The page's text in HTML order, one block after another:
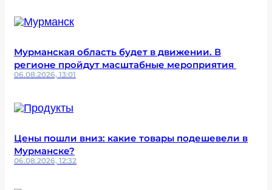
Мурманская область будет в движении. В
регионе пройдут масштабные мероприятия
06.08.2026, 13:01
Цены пошли вниз: какие товары подешевели в
Мурманске?
06.08.2026, 12:32